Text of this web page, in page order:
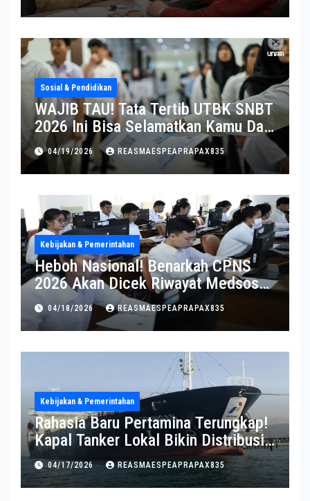
Sosial & Pendidikan
WAJIB TAU! Tata Tertib UTBK SNBT
2026 Ini Bisa Selamatkan Kamu Dari
Diskualifikasi
04/19/2026 REASMAESPEAPRAPAX835
Kebijakan & Pemerintahan
Heboh Nasional! Benarkah CPNS
2026 Akan Dicek Riwayat Medsos?
Pernyataan BKN Bikin Heboh
04/18/2026 REASMAESPEAPRAPAX835
Kebijakan & Pemerintahan
Rahasia Baru Pertamina Terungkap!
Kapal Tanker Lokal Bikin Distribusi
RI Makin Kuat
04/17/2026 REASMAESPEAPRAPAX835